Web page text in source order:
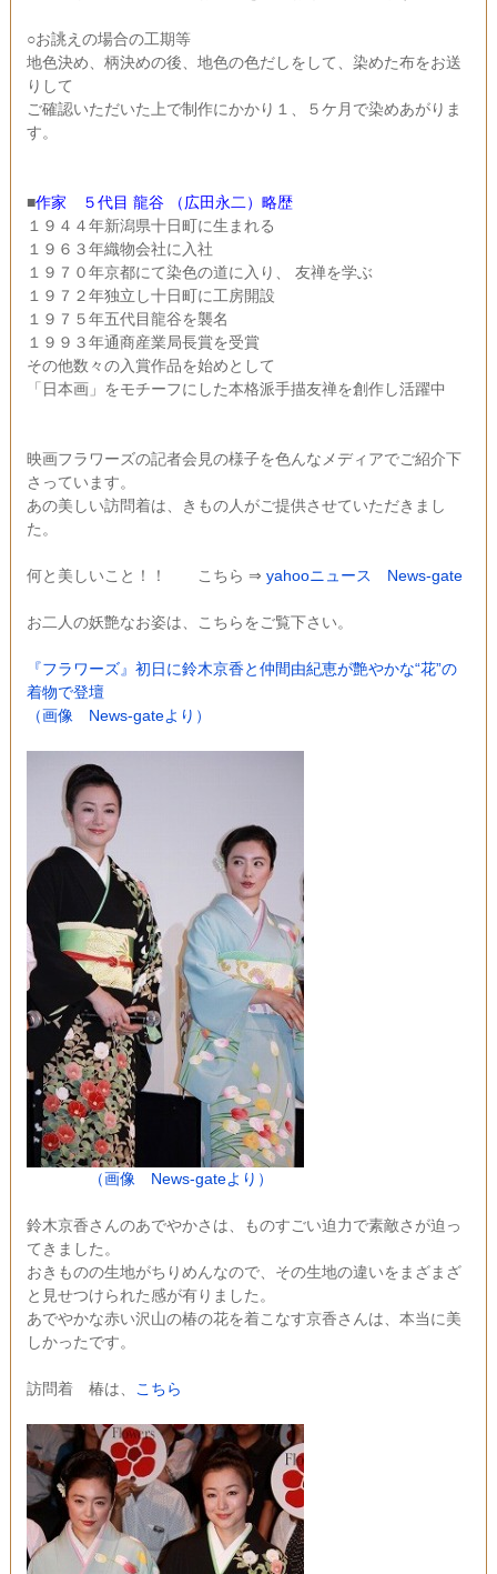
○お誂えの場合の工期等
地色決め、柄決めの後、地色の色だしをして、染めた布をお送
りして
ご確認いただいた上で制作にかかり１、５ケ月で染めあがりま
す。
■作家 ５代目 龍谷 （広田永二）略歴
１９４４年新潟県十日町に生まれる
１９６３年織物会社に入社
１９７０年京都にて染色の道に入り、 友禅を学ぶ
１９７２年独立し十日町に工房開設
１９７５年五代目龍谷を襲名
１９９３年通商産業局長賞を受賞
その他数々の入賞作品を始めとして
「日本画」をモチーフにした本格派手描友禅を創作し活躍中
映画フラワーズの記者会見の様子を色んなメディアでご紹介下
さっています。
あの美しい訪問着は、きもの人がご提供させていただきまし
た。
何と美しいこと！！ こちら ⇒ yahooニュース News-gate
お二人の妖艶なお姿は、こちらをご覧下さい。
『フラワーズ』初日に鈴木京香と仲間由紀恵が艶やかな“花”の
着物で登壇
（画像 News-gateより）
（画像 News-gateより）
鈴木京香さんのあでやかさは、ものすごい迫力で素敵さが迫っ
てきました。
おきものの生地がちりめんなので、その生地の違いをまざまざ
と見せつけられた感が有りました。
あでやかな赤い沢山の椿の花を着こなす京香さんは、本当に美
しかったです。
訪問着 椿は、 こちら